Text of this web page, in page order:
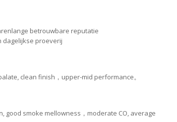
betrouwbare reputatie
dagelijkse proeverij
clean finish，upper-mid performance。
good smoke mellowness，moderate CO, average